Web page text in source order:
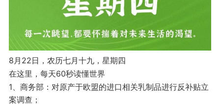
爆汗熊 卡卡动能素 无创溶斑术
美业357 芯诗妍 卡卡美业
8月22日，农历七月十九，星期四
在这里，每天60秒读懂世界
1、商务部：对原产于欧盟的进口相关乳制品进行反补贴立
案调查；